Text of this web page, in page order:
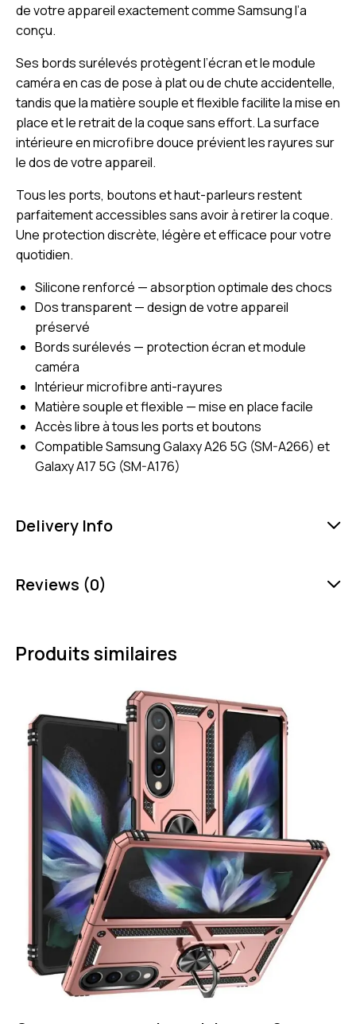
de votre appareil exactement comme Samsung l’a
conçu.
Ses bords surélevés protègent l’écran et le module
caméra en cas de pose à plat ou de chute accidentelle,
tandis que la matière souple et flexible facilite la mise en
place et le retrait de la coque sans effort. La surface
intérieure en microfibre douce prévient les rayures sur
le dos de votre appareil.
Tous les ports, boutons et haut-parleurs restent
parfaitement accessibles sans avoir à retirer la coque.
Une protection discrète, légère et efficace pour votre
quotidien.
Silicone renforcé — absorption optimale des chocs
Dos transparent — design de votre appareil
préservé
Bords surélevés — protection écran et module
caméra
Intérieur microfibre anti-rayures
Matière souple et flexible — mise en place facile
Accès libre à tous les ports et boutons
Compatible Samsung Galaxy A26 5G (SM-A266) et
Galaxy A17 5G (SM-A176)
Delivery Info
Reviews (0)
Produits similaires